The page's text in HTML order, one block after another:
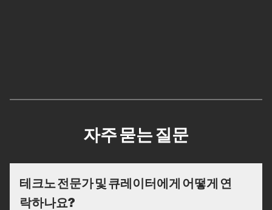
자주 묻는 질문
테크노 전문가 및 큐레이터에게 어떻게 연
락하나요?